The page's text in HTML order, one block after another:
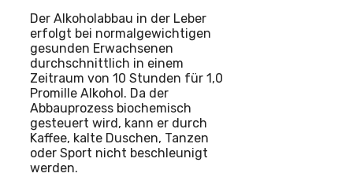
Der Alkoholabbau in der Leber
erfolgt bei normalgewichtigen
gesunden Erwachsenen
durchschnittlich in einem
Zeitraum von 10 Stunden für 1,0
Promille Alkohol. Da der
Abbauprozess biochemisch
gesteuert wird, kann er durch
Kaffee, kalte Duschen, Tanzen
oder Sport nicht beschleunigt
werden.